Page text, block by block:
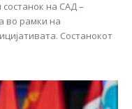
на САД –
во рамки на
Состанокот